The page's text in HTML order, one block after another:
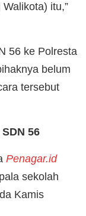
itu,”
56 ke Polresta
belum
tersebut
56
Penagar.id
sekolah
Kamis